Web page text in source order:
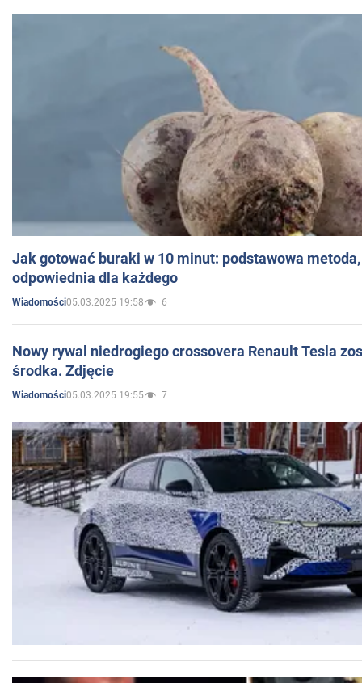
Jak gotować buraki w 10 minut: podstawowa
odpowiednia dla każdego
Wiadomości05.03.2025 19:58 6
Nowy rywal niedrogiego crossovera Renault Tesla
środka. Zdjęcie
Wiadomości05.03.2025 19:55 7